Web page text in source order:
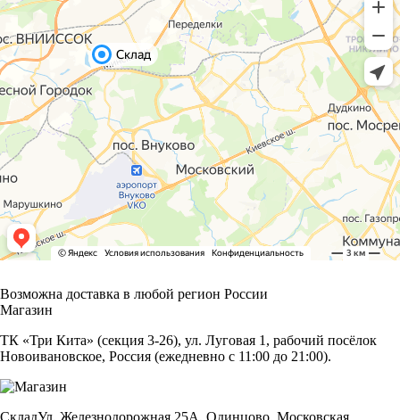
Возможна доставка в любой регион России
Магазин
ТК «Три Кита» (секция 3-26), ул. Луговая 1, рабочий посёлок
Новоивановское, Россия (ежедневно с 11:00 до 21:00).